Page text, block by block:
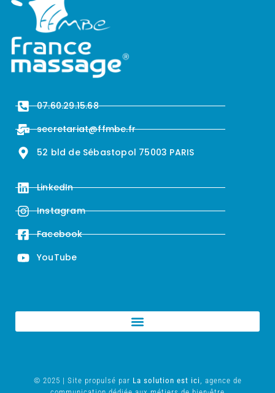
07.60.29.15.68
secretariat@ffmbe.fr
52 bld de Sébastopol 75003 PARIS
LinkedIn
Instagram
Facebook
YouTube
© 2025 | Site propulsé par La solution est ici , agence de